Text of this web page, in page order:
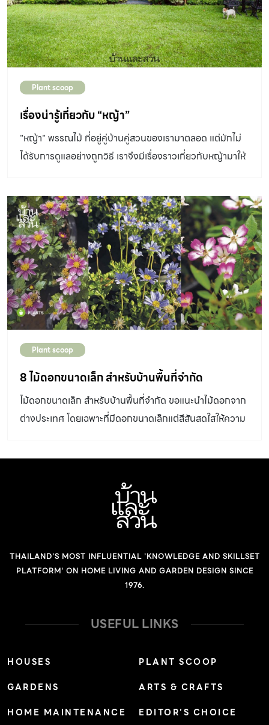
Plant scoop
เรื่องน่ารู้เกี่ยวกับ “หญ้า”
"หญ้า" พรรณไม้ ที่อยู่คู่บ้านคู่สวนของเรามาตลอด แต่มักไม่
ได้รับการดูแลอย่างถูกวิธี เราจึงมีเรื่องราวเกี่ยวกับหญ้ามาให้
Plant scoop
8 ไม้ดอกขนาดเล็ก สำหรับบ้านพื้นที่จำกัด
ไม้ดอกขนาดเล็ก สำหรับบ้านพื้นที่จำกัด ขอแนะนำไม้ดอกจาก
ต่างประเทศ โดยเฉพาะที่มีดอกขนาดเล็กแต่สีสันสดใสให้ความ
THAILAND'S MOST INFLUENTIAL 'KNOWLEDGE AND SKILLSET
PLATFORM' ON HOME LIVING AND GARDEN DESIGN SINCE
1976.
USEFUL LINKS
HOUSES
GARDENS
HOME MAINTENANCE
PLANT SCOOP
ARTS & CRAFTS
EDITOR’S CHOICE